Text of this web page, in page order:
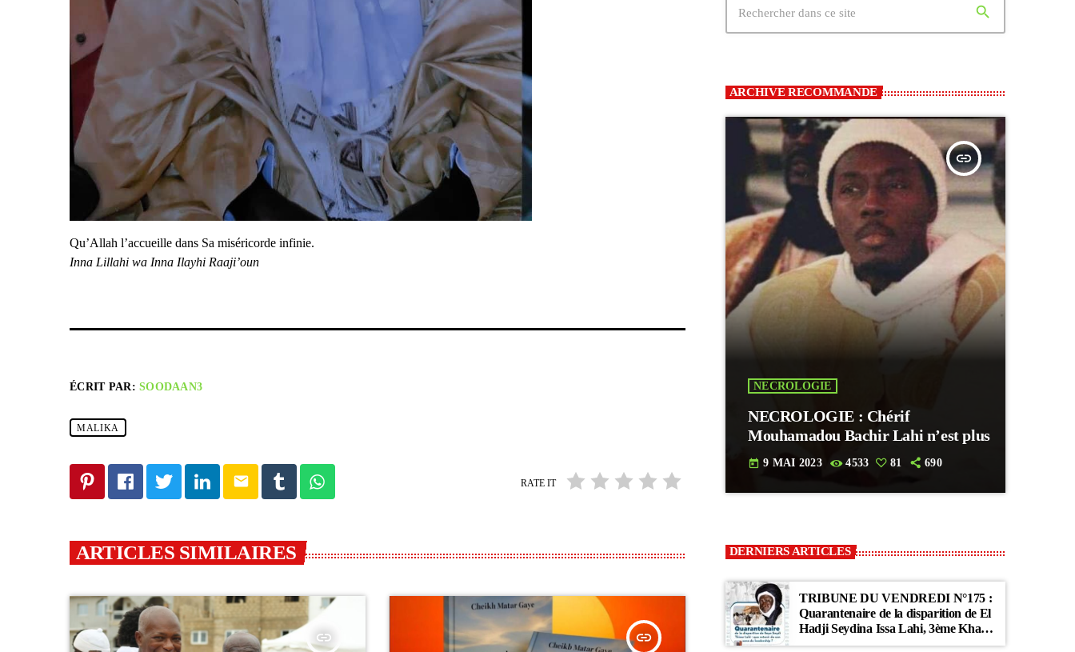
Qu’Allah l’accueille dans Sa miséricorde infinie.
Inna Lillahi wa Inna Ilayhi Raaji’oun
ÉCRIT PAR:SOODAAN3
MALIKA
email RATE IT
ARTICLES SIMILAIRES
insert_link insert_link
search
ARCHIVE RECOMMANDE
insert_link
NECROLOGIE
NECROLOGIE : Chérif
Mouhamadou Bachir Lahi n’est plus
today 9 MAI 2023 4533 81 690
DERNIERS ARTICLES
TRIBUNE DU VENDREDI N°175 :
Quarantenaire de la disparition de El
Hadji Seydina Issa Lahi, 3ème Khalif
des Ahloulahi